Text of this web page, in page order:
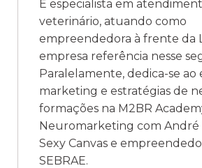
É especialista em
veterinário, atuando como
empreendedora à frente da
empresa referência nesse
Paralelamente, dedica-se ao
marketing e estratégias de
formações na M2BR
Neuromarketing com André
Sexy Canvas e
SEBRAE.